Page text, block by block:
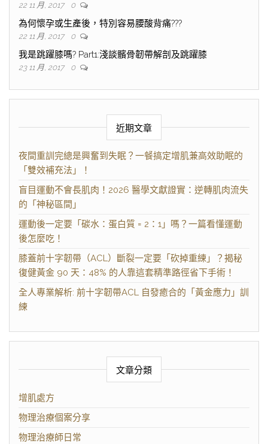
22 11 月, 2017 0
為何懷孕或生產後，特別容易腰酸背痛???
22 11 月, 2017 0
我是跳躍膝嗎? Part1:淺談髕骨韌帶解剖及跳躍膝
23 11 月, 2017 0
近期文章
夜間重訓完總是興奮到失眠？一餐搞定增肌兼高效助眠的
「雙效補充法」！
盲目運動不會長肌肉！2026 醫學文獻證實：逆轉肌肉流失
的「神秘區間」
運動後一定要「碳水：蛋白質 = 2：1」嗎？一篇看懂運動
後怎麼吃！
膝蓋前十字韌帶（ACL）斷裂一定要「砍掉重練」？揭秘
復健黃金 90 天：48% 的人靠這套精準路徑省下手術！
全人專業解析: 前十字韌帶ACL 自發癒合的「黃金應力」訓
練
文章分類
增肌處方
物理治療個案分享
物理治療師日常